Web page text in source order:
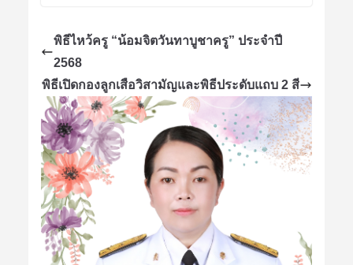
พิธีไหว้ครู “น้อมจิตวันทาบูชาครู” ประจำปี
2568
พิธีเปิดกองลูกเสือวิสามัญและพิธีประดับแถบ 2 สี